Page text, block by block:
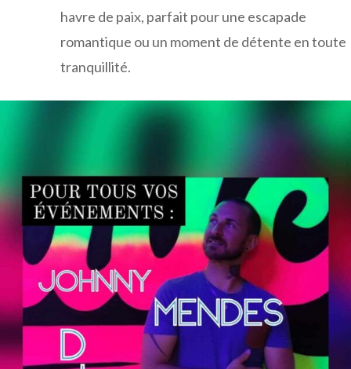
havre de paix, parfait pour une escapade
romantique ou un moment de détente en toute
tranquillité.